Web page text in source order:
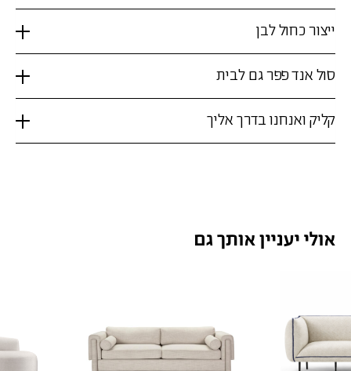
ייצור כחול לבן
סול אנד פפר גם לבית
קליק ואנחנו בדרך אליך
אולי יעניין אותך גם